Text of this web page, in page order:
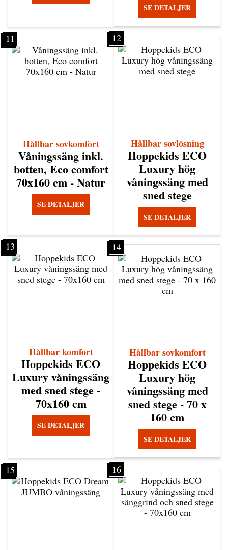
SE DETALJER
11
Hållbar sovkomfort
Våningssäng inkl.
botten, Eco comfort
70x160 cm - Natur
SE DETALJER
12
Hållbar sovlösning
Hoppekids ECO
Luxury hög
våningssäng med
sned stege
SE DETALJER
13
Hållbar komfort
Hoppekids ECO
Luxury våningssäng
med sned stege -
70x160 cm
SE DETALJER
14
Hållbar sovkomfort
Hoppekids ECO
Luxury hög
våningssäng med
sned stege - 70 x
160 cm
SE DETALJER
15 16